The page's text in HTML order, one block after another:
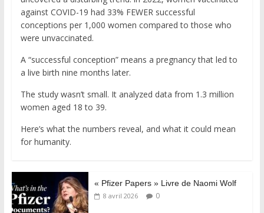
against COVID-19 had 33% FEWER successful
conceptions per 1,000 women compared to those who
were unvaccinated.
A “successful conception” means a pregnancy that led to
a live birth nine months later.
The study wasn’t small. It analyzed data from 1.3 million
women aged 18 to 39.
Here’s what the numbers reveal, and what it could mean
for humanity.
« Pfizer Papers » Livre de Naomi Wolf
8 avril 2026 0